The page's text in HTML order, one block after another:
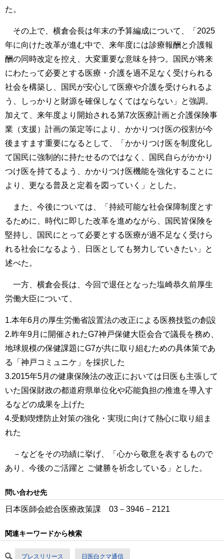
た。
その上で、横倉会長は年末の予算編成について、「2025
年に向けた改革が進む中で、来年度には診療報酬と介護報
酬の同時改定を控え、大変重要な意味を持つ。国民が将来
にわたって必要とする医療・介護を過不足なく受けられる
社会を構築し、国民が安心して医療や介護を受けられるよ
う、しっかりと財源を確保しなくてはならない」と強調。
加えて、来年度より開始される第7次医療計画と介護保険事
業（支援）計画の策定等により、かかりつけ医の役割が今
後ますます重要になるとして、「かかりつけ医を制度化し
て国民に強制的に持たせるのではなく、国民自らがかかり
つけ医を持てるよう、かかりつけ医機能を強化することに
より、更なる普及と定着を図っていく」とした。
また、今後については、「持続可能な社会保障制度とす
るために、時代に即した改革を進めながら、国民皆保険を
堅持し、国民にとって必要とする医療が過不足なく受けら
れる社会になるよう、日医としても努力していきたい」と
述べた。
一方、横倉会長は、今回で退任となった塩崎恭久前厚生
労働大臣について、
1.本年6月の厚生労働省設置法の改正による医務技監の創設
2.昨年9月に開催されたG7神戸保健大臣会合で議長を務め、
地球規模の保健課題にG7が共に取り組むための具体策であ
る「神戸コミュニケ」を採択した
3.2015年5月の健康保険法の改正においては日医も主張して
いた国保財政の都道府県単位化や応能負担の推進を導入す
るなどの成果を上げた
4.受動喫煙防止対策の強化・実現に向けて熱心に取り組ま
れた
－などをその功績に挙げ、「心から敬意を表するもので
あり、今後のご活躍と ご健勝を祈念している」とした。
問い合わせ先
日本医師会総合医療政策課 03－3946－2121
関連キーワードから検索
プレスリリース 日医白クマ通信